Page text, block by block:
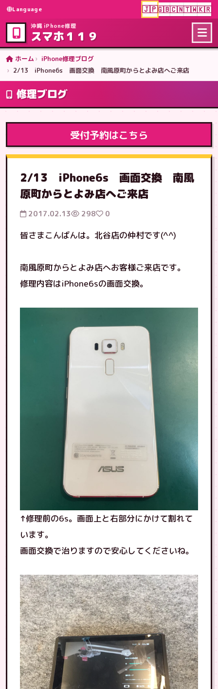
Language 🇯🇵🇬🇧🇨🇳🇹🇼🇰🇷
沖縄 iPhone修理
スマホ１１９
ホーム
iPhone修理ブログ
2/13 iPhone6s 画面交換 南風原町からとよみ店へご来店
修理ブログ
受付予約はこちら
2/13 iPhone6s 画面交換 南風
原町からとよみ店へご来店
2017.02.13 298 0
皆さまこんばんは。北谷店の仲村です(^^)
南風原町からとよみ店へお客様ご来店です。
修理内容はiPhone6sの画面交換。
↑修理前の6s。画面上と右部分にかけて割れて
います。
画面交換で治りますので安心してくださいね。